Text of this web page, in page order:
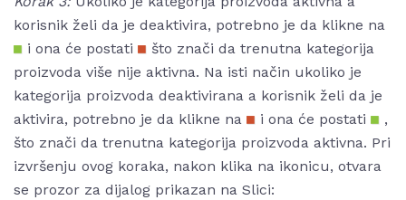
korisnik želi da je deaktivira, potrebno je da klikne na
i ona će postati
što znači da trenutna kategorija
proizvoda više nije aktivna. Na isti način ukoliko je
kategorija proizvoda deaktivirana a korisnik želi da je
aktivira, potrebno je da klikne na
i ona će postati
,
što znači da trenutna kategorija proizvoda aktivna. Pri
izvršenju ovog koraka, nakon klika na ikonicu, otvara
se prozor za dijalog prikazan na Slici: